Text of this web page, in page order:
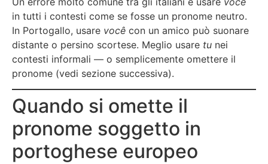
in tutti i contesti come se fosse un pronome neutro.
In Portogallo, usare você con un amico può suonare
distante o persino scortese. Meglio usare tu nei
contesti informali — o semplicemente omettere il
pronome (vedi sezione successiva).
Quando si omette il
pronome soggetto in
portoghese europeo